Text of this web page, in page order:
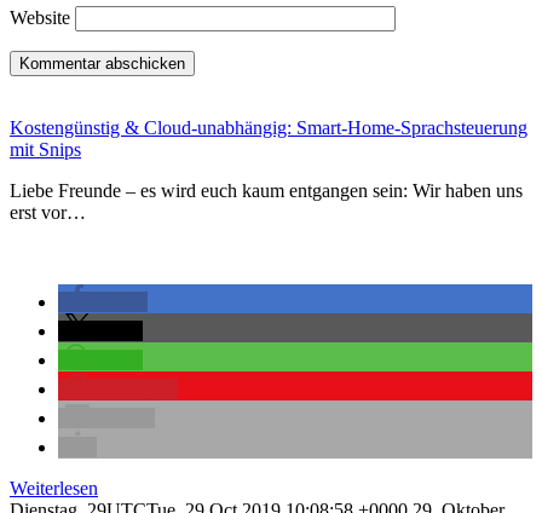
Website
Kostengünstig & Cloud-unabhängig: Smart-Home-Sprachsteuerung
mit Snips
Liebe Freunde – es wird euch kaum entgangen sein: Wir haben uns
erst vor…
Weiterlesen